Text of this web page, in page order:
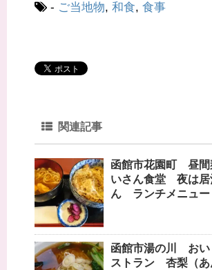
ウ
で
- ご当地物, 和食, 食事
関連記事
函館市花園町 昼間
いさん食堂 夜は居
ん ランチメニュ
函館市湯の川 おい
ストラン 杏梨（